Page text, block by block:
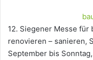
12. Siegener Messe für
renovieren – sanieren,
September bis